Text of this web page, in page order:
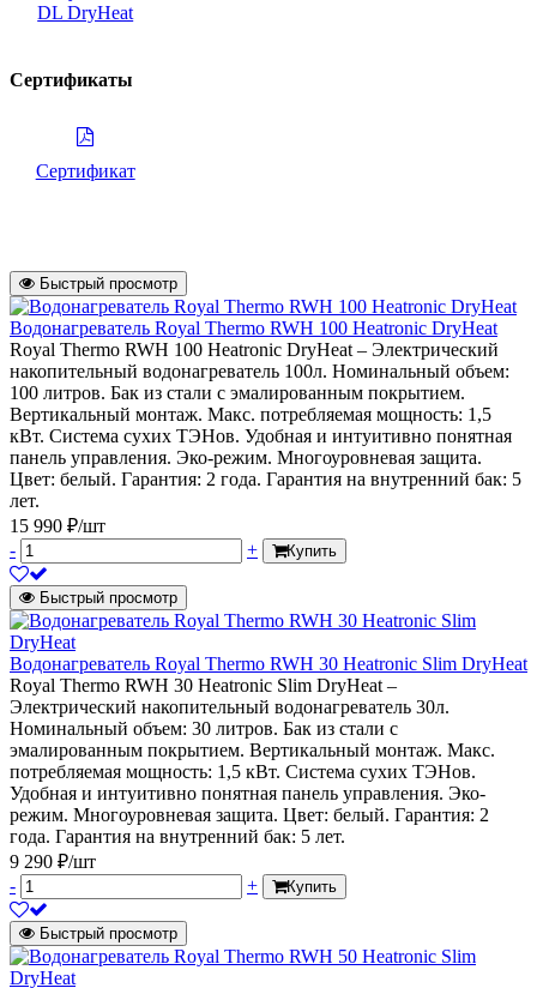
DL DryHeat
Сертификаты
Сертификат
Быстрый просмотр
Водонагреватель Royal Thermo RWH 100 Heatronic DryHeat
Royal Thermo RWH 100 Heatronic DryHeat – Электрический
накопительный водонагреватель 100л. Номинальный объем:
100 литров. Бак из стали с эмалированным покрытием.
Вертикальный монтаж. Макс. потребляемая мощность: 1,5
кВт. Система сухих ТЭНов. Удобная и интуитивно понятная
панель управления. Эко-режим. Многоуровневая защита.
Цвет: белый. Гарантия: 2 года. Гарантия на внутренний бак: 5
лет.
15 990 ₽/шт
-
+ Купить
Быстрый просмотр
Водонагреватель Royal Thermo RWH 30 Heatronic Slim DryHeat
Royal Thermo RWH 30 Heatronic Slim DryHeat –
Электрический накопительный водонагреватель 30л.
Номинальный объем: 30 литров. Бак из стали с
эмалированным покрытием. Вертикальный монтаж. Макс.
потребляемая мощность: 1,5 кВт. Система сухих ТЭНов.
Удобная и интуитивно понятная панель управления. Эко-
режим. Многоуровневая защита. Цвет: белый. Гарантия: 2
года. Гарантия на внутренний бак: 5 лет.
9 290 ₽/шт
-
+ Купить
Быстрый просмотр